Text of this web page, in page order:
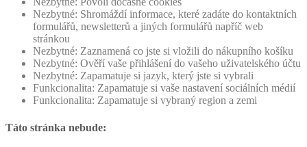
Nezbytné: Shromáždí informace, které zadáte do kontaktních
formulářů, newsletterů a jiných formulářů napříč web
stránkou
Nezbytné: Zaznamená co jste si vložili do nákupního košíku
Nezbytné: Ověří vaše přihlášení do vašeho uživatelského účtu
Nezbytné: Zapamatuje si jazyk, který jste si vybrali
Funkcionalita: Zapamatuje si vaše nastavení sociálních médií
Funkcionalita: Zapamatuje si vybraný region a zemi
Táto stránka nebude: